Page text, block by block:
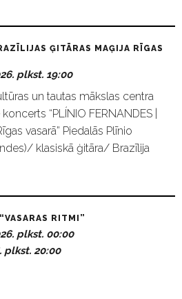
ĢITĀRAS MAĢIJA RĪGAS
plkst. 19:00
un tautas mākslas centra
“PLÍNIO FERNANDES |
vasarā” Piedalās Plīnio
klasiskā ģitāra/ Brazīlija
RITMI”
plkst. 00:00
plkst. 20:00